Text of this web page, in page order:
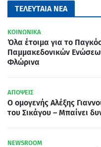
ΤΕΛΕΥΤΑΙΑ ΝΕΑ
ΚΟΙΝΩΝΙΚΑ
Όλα έτοιμα για το
Παμμακεδονικών
Φλώρινα
ΑΠΟΨΕΙΣ
Ο ομογενής Αλέξης
του Σικάγου – Μπαίνει
NEWSROOM